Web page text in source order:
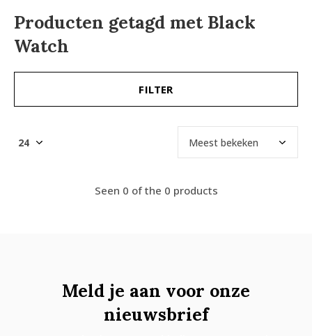
Producten getagd met Black
Watch
FILTER
Seen 0 of the 0 products
Meld je aan voor onze
nieuwsbrief